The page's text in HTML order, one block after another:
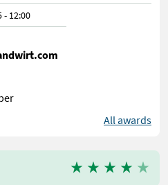
- 12:00
All awards